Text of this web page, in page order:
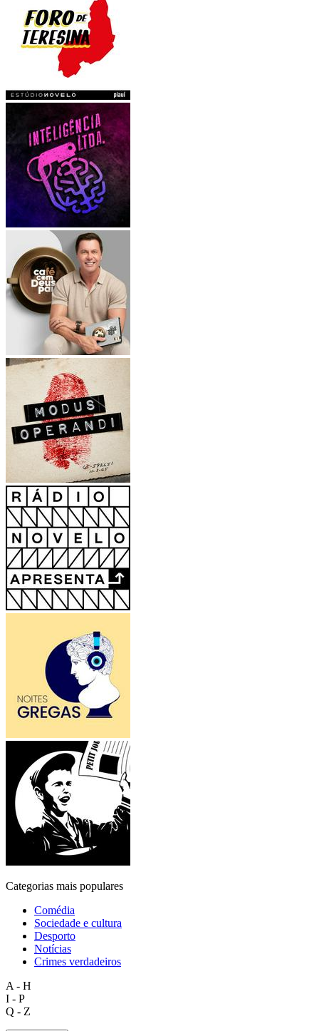
Categorias mais populares
Comédia
Sociedade e cultura
Desporto
Notícias
Crimes verdadeiros
A - H
I - P
Q - Z